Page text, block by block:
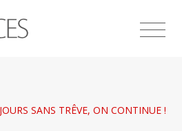
SANS TRÊVE, ON CONTINUE !